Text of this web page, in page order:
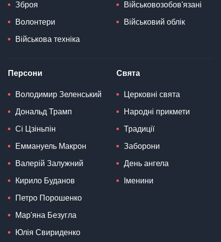
Зброя
Волонтери
Військова техніка
Військовозобов'язані
Військовий облік
Персони
Володимир Зеленський
Дональд Трамп
Сі Цзіньпін
Еммануель Макрон
Валерій Залужний
Кирило Буданов
Петро Порошенко
Мар'яна Безугла
Юлія Свириденко
Свята
Церковні свята
Народні прикмети
Традиції
Заборони
День ангела
Іменини